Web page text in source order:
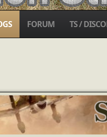
FORUM TS /